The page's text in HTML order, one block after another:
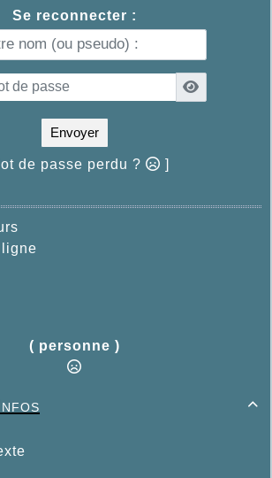
Se reconnecter :
Envoyer
de passe perdu ? ]
( personne )
